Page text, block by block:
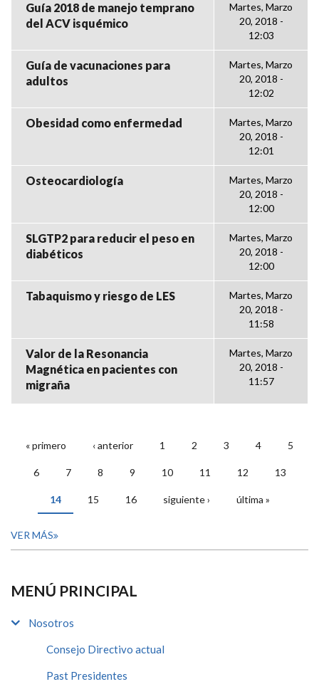
Guía 2018 de manejo temprano
del ACV isquémico
Martes, Marzo
20, 2018 -
12:03
Guía de vacunaciones para
adultos
Martes, Marzo
20, 2018 -
12:02
Obesidad como enfermedad
Martes, Marzo
20, 2018 -
12:01
Osteocardiología
Martes, Marzo
20, 2018 -
12:00
SLGTP2 para reducir el peso en
diabéticos
Martes, Marzo
20, 2018 -
12:00
Tabaquismo y riesgo de LES
Martes, Marzo
20, 2018 -
11:58
Valor de la Resonancia
Magnética en pacientes con
migraña
Martes, Marzo
20, 2018 -
11:57
PÁGINAS
« primero ‹ anterior 1 2 3 4 5
6 7 8 9 10 11 12 13
14 15 16 siguiente › última »
VER MÁS
MENÚ PRINCIPAL
Nosotros
Consejo Directivo actual
Past Presidentes